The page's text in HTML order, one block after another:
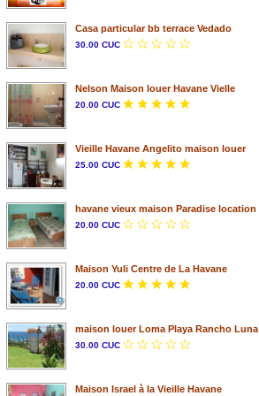
Casa particular bb terrace Vedado
30.00 CUC
Nelson Maison louer Havane Vielle
20.00 CUC
Vieille Havane Angelito maison louer
25.00 CUC
havane vieux maison Paradise location
20.00 CUC
Maison Yuli Centre de La Havane
20.00 CUC
maison louer Loma Playa Rancho Luna
30.00 CUC
Maison Israel à la Vieille Havane